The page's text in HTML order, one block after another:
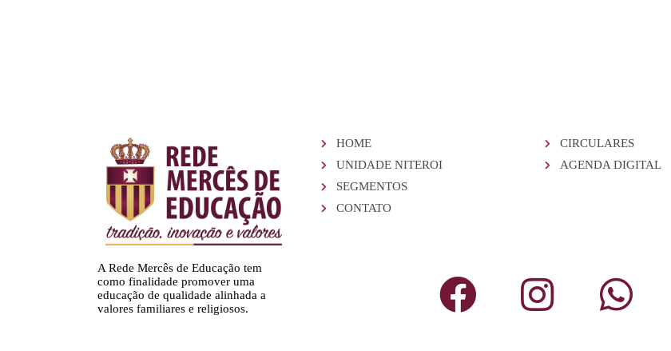
A Rede Mercês de Educação tem
como finalidade promover uma
educação de qualidade alinhada a
valores familiares e religiosos.
HOME
UNIDADE NITEROI
SEGMENTOS
CONTATO
CIRCULARES
AGENDA DIGITAL